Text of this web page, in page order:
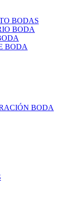
BODAS
BODA
BODA
BODA